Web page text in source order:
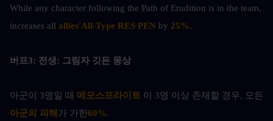
While any character following the Path of Erudition is in the team,
increases all allies'All-Type RES PEN by 25%.
버프3: 전생: 그림자 깃든 몽상
아군이 3명일 때 메모스프라이트
아군의 피해 가 가한60%.